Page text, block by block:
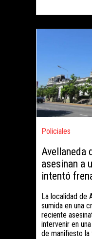
Policiales
Avellaneda
asesinan a
intentó
La localidad de
sumida en una
reciente
intervenir en
de manifiesto la